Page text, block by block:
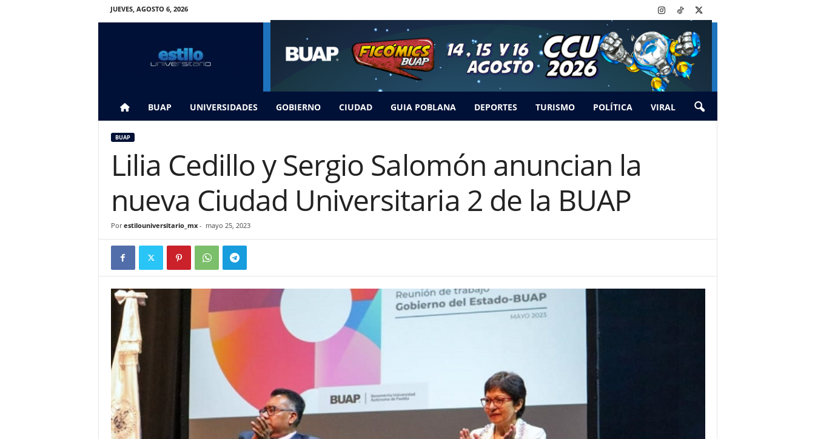
JUEVES, AGOSTO 6, 2026
BUAP UNIVERSIDADES GOBIERNO CIUDAD GUIA POBLANA DEPORTES TURISMO POLÍTICA VIRAL
BUAP
Lilia Cedillo y Sergio Salomón anuncian la
nueva Ciudad Universitaria 2 de la BUAP
Por estilouniversitario_mx- mayo 25, 2023